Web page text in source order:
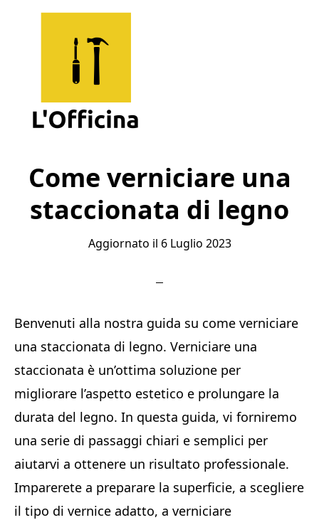
Sito
per
Imparare
Come verniciare una
staccionata di legno
Aggiornato il 6 Luglio 2023
Benvenuti alla nostra guida su come verniciare
una staccionata di legno. Verniciare una
staccionata è un’ottima soluzione per
migliorare l’aspetto estetico e prolungare la
durata del legno. In questa guida, vi forniremo
una serie di passaggi chiari e semplici per
aiutarvi a ottenere un risultato professionale.
Imparerete a preparare la superficie, a scegliere
il tipo di vernice adatto, a verniciare